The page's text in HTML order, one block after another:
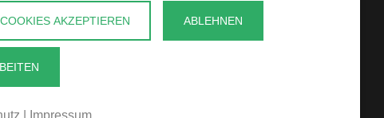
AKZEPTIEREN ABLEHNEN
Impressum